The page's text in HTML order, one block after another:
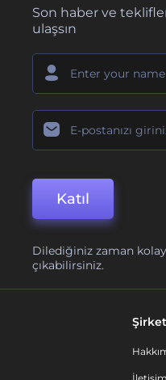
Son haber ve
ulaşsın
Katıl
Dilediğiniz zaman
çıkabilirsiniz.
Şirket